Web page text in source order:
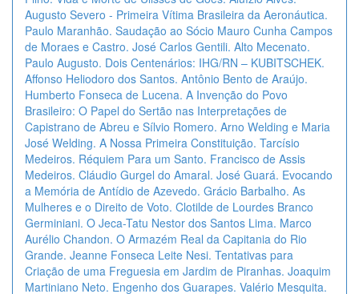
Augusto Severo - Primeira Vítima Brasileira da Aeronáutica.
Paulo Maranhão. Saudação ao Sócio Mauro Cunha Campos
de Moraes e Castro. José Carlos Gentili. Alto Mecenato.
Paulo Augusto. Dois Centenários: IHG/RN – KUBITSCHEK.
Affonso Heliodoro dos Santos. Antônio Bento de Araújo.
Humberto Fonseca de Lucena. A Invenção do Povo
Brasileiro: O Papel do Sertão nas Interpretações de
Capistrano de Abreu e Sílvio Romero. Arno Welding e Maria
José Welding. A Nossa Primeira Constituição. Tarcísio
Medeiros. Réquiem Para um Santo. Francisco de Assis
Medeiros. Cláudio Gurgel do Amaral. José Guará. Evocando
a Memória de Antídio de Azevedo. Grácio Barbalho. As
Mulheres e o Direito de Voto. Clotilde de Lourdes Branco
Germiniani. O Jeca-Tatu Nestor dos Santos Lima. Marco
Aurélio Chandon. O Armazém Real da Capitania do Rio
Grande. Jeanne Fonseca Leite Nesi. Tentativas para
Criação de uma Freguesia em Jardim de Piranhas. Joaquim
Martiniano Neto. Engenho dos Guarapes. Valério Mesquita.